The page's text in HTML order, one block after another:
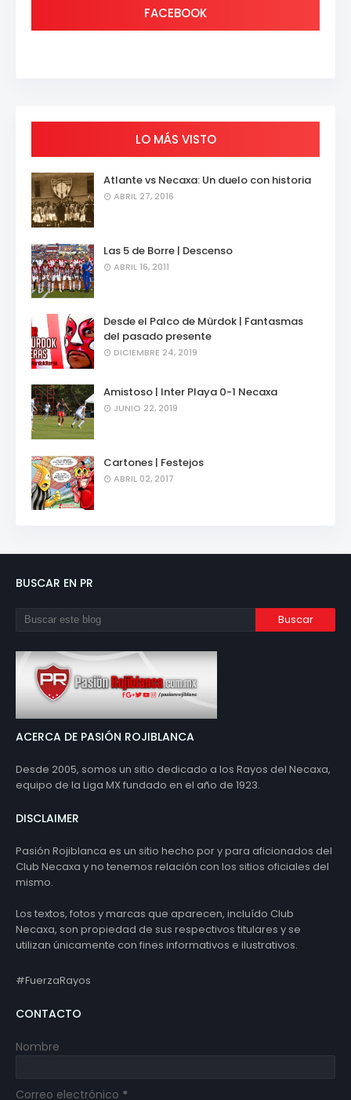
FACEBOOK
LO MÁS VISTO
Atlante vs Necaxa: Un duelo con historia
ABRIL 27, 2016
Las 5 de Borre | Descenso
ABRIL 16, 2011
Desde el Palco de Mürdok | Fantasmas
del pasado presente
DICIEMBRE 24, 2019
Amistoso | Inter Playa 0-1 Necaxa
JUNIO 22, 2019
Cartones | Festejos
ABRIL 02, 2017
BUSCAR EN PR
ACERCA DE PASIÓN ROJIBLANCA
Desde 2005, somos un sitio dedicado a los Rayos del Necaxa,
equipo de la Liga MX fundado en el año de 1923.
DISCLAIMER
Pasión Rojiblanca es un sitio hecho por y para aficionados del
Club Necaxa y no tenemos relación con los sitios oficiales del
mismo.
Los textos, fotos y marcas que aparecen, incluído Club
Necaxa, son propiedad de sus respectivos titulares y se
utilizan únicamente con fines informativos e ilustrativos.
#FuerzaRayos
CONTACTO
Nombre
Correo electrónico *